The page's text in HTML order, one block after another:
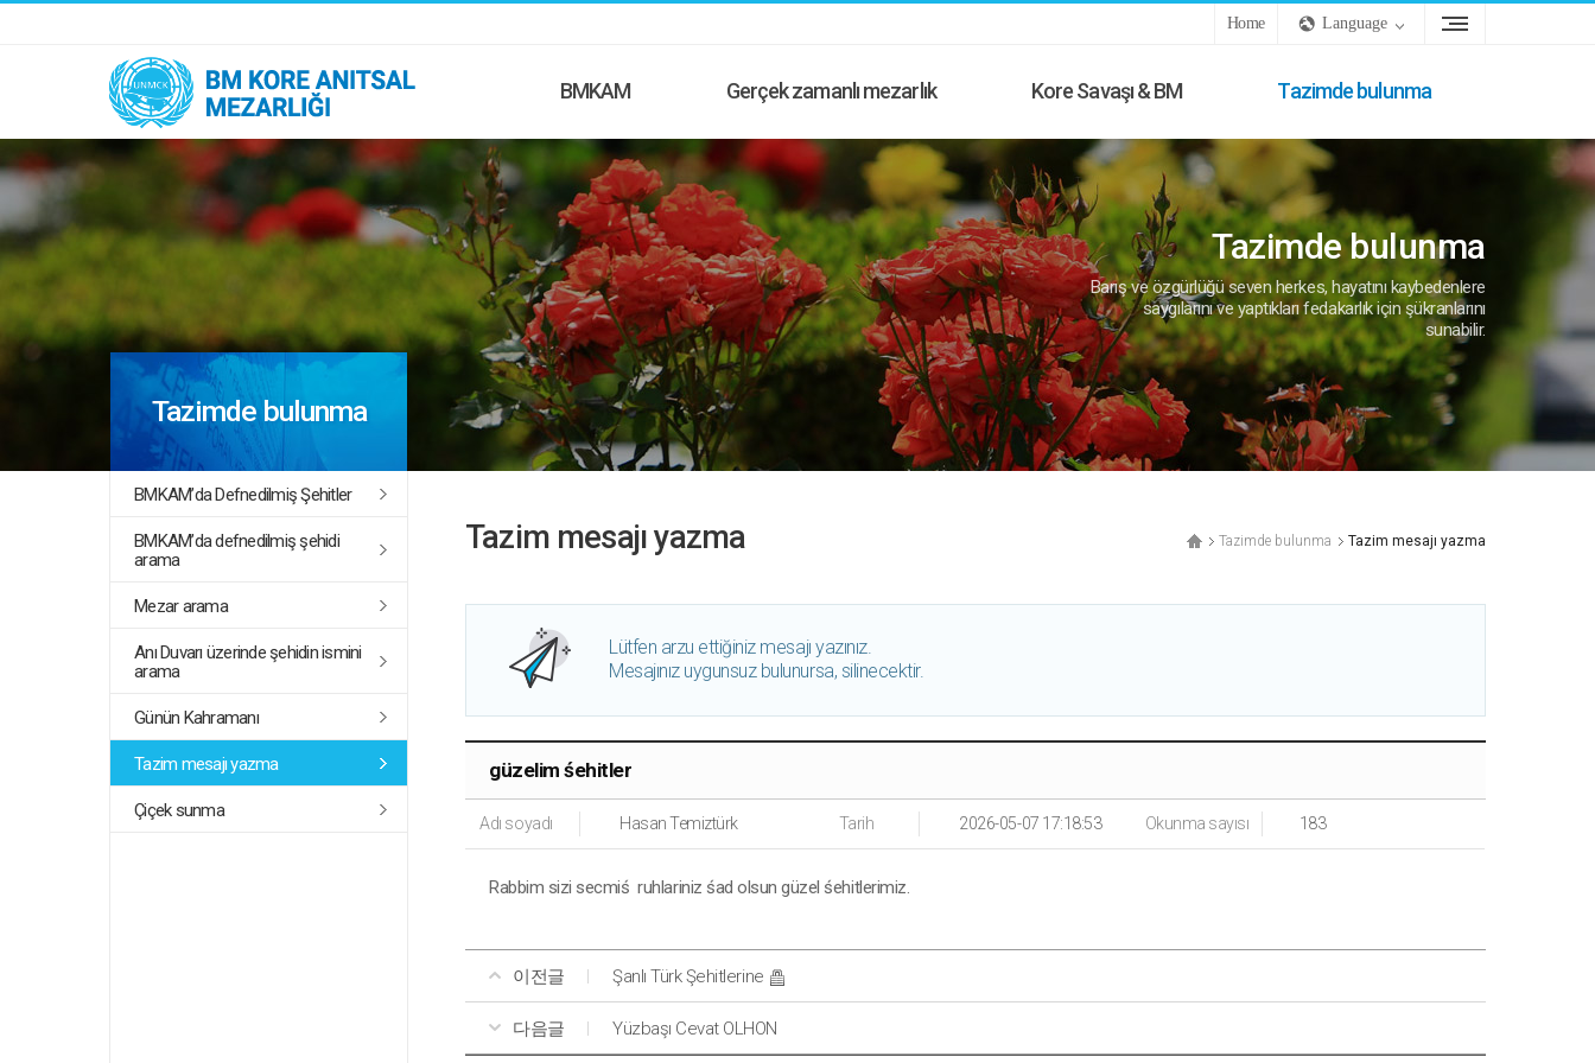
Home Language
BMKAM Gerçek zamanlı mezarlık Kore Savaşı & BM Tazimde bulunma
Tazimde bulunma
Barış ve özgürlüğü seven herkes, hayatını kaybedenlere
saygılarını ve yaptıkları fedakarlık için şükranlarını
sunabilir.
Tazimde bulunma
BMKAM’da Defnedilmiş Şehitler
BMKAM’da defnedilmiş şehidi
arama
Mezar arama
Anı Duvarı üzerinde şehidin ismini
arama
Günün Kahramanı
Tazim mesajı yazma
Çiçek sunma
Tazim mesajı yazma Tazimde bulunma Tazim mesajı yazma
Lütfen arzu ettiğiniz mesajı yazınız.
Mesajınız uygunsuz bulunursa, silinecektir.
güzelim śehitler
Adı soyadı Hasan Temiztürk Tarih 2026-05-07 17:18:53 Okunma sayısı 183
Rabbim sizi secmiś ruhlariniz śad olsun güzel śehitlerimiz.
이전글 Şanlı Türk Şehitlerine
다음글 Yüzbaşı Cevat OLHON